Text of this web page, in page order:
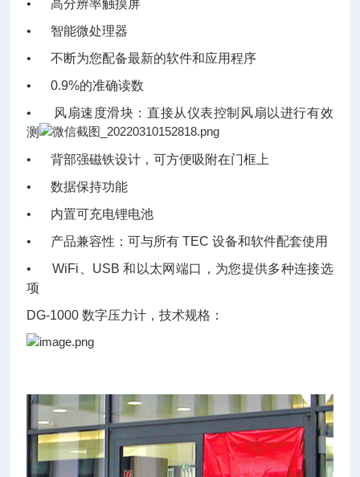
• 高分辨率触摸屏
• 智能微处理器
• 不断为您配备最新的软件和应用程序
• 0.9%的准确读数
• 风扇速度滑块：直接从仪表控制风扇以进行有效
测
• 背部强磁铁设计，可方便吸附在门框上
• 数据保持功能
• 内置可充电锂电池
• 产品兼容性：可与所有 TEC 设备和软件配套使用
• WiFi、USB 和以太网端口，为您提供多种连接选
项
DG-1000 数字压力计，技术规格：